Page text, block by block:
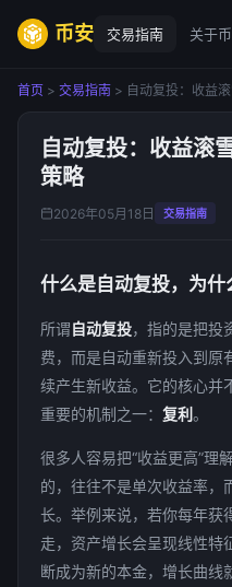
币安 交易指南 关于
首页 > 交易指南 > 自动复投：收益
自动复投：收益滚
策略
2026年05月18日 交易指南
什么是自动复投，为什
所谓自动复投，指的是把投
费，而是自动重新投入到原
续产生新收益。它的核心并
重要的机制之一： 复利 。
很多人容易把“收益更高”理
的，往往不是单次收益率，
长。举例来说，若你每年获
走，资产增长会呈现线性特
断成为新的本金，增长曲线